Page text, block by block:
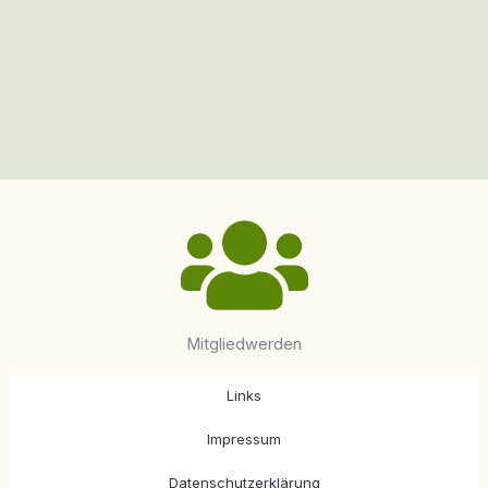
Mitgliedwerden
Links
Impressum
Datenschutzerklärung